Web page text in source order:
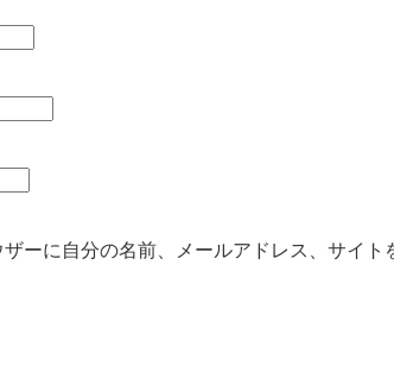
ーに自分の名前、メールアドレス、サイト